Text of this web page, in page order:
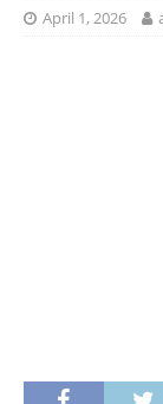
April 1, 2026